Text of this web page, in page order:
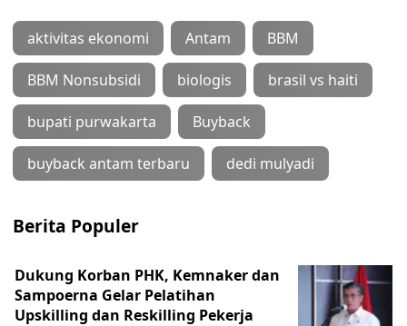
aktivitas ekonomi Antam BBM
BBM Nonsubsidi biologis brasil vs haiti
bupati purwakarta Buyback
buyback antam terbaru dedi mulyadi
Berita Populer
Dukung Korban PHK, Kemnaker dan
Sampoerna Gelar Pelatihan
Upskilling dan Reskilling Pekerja